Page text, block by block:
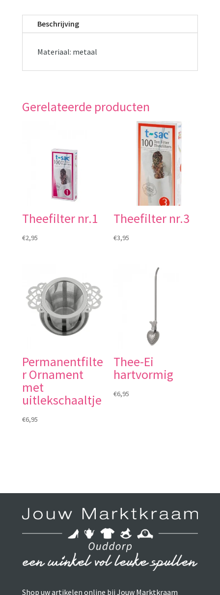
Beschrijving
Materiaal: metaal
Gerelateerde producten
Theefilter nr.1
€2,95
Theefilter nr.3
€3,95
Permanentfilte
r Ornament
met
uitlekschaaltje
€6,95
Thee-Ei
hartvormig
€6,95
Shop uw artikelen online bij Jouw Marktkraam